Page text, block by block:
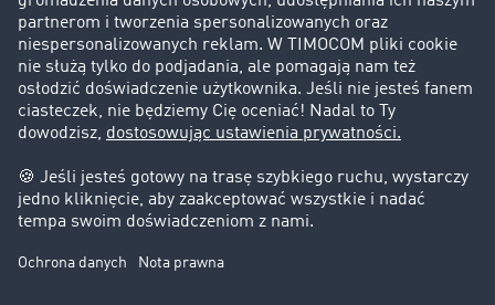
Informacje prawne
Impressum
OWU
Ochrona danych
Ustawienia plików cookies